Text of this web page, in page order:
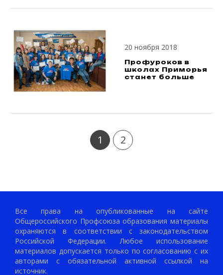
20 ноября 2018
Профуроков в
школах Приморья
станет больше
1 2
Все права на опубликованные на сайте
Общероссийского Профсоюза образования материалы
охраняются в соответствии с законодательством
Российской Федерации. Любое использование
материалов допускается только по согласованию с их
авторами с обязательной активной ссылкой на
источник.